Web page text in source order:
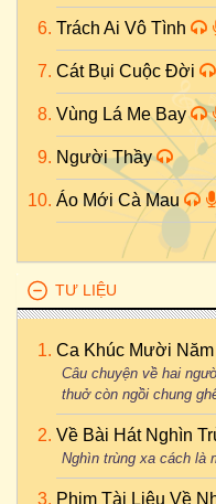
Trách Ai Vô Tình
Cát Bụi Cuộc Đời
Vùng Lá Me Bay
Người Thầy
Áo Mới Cà Mau
TƯ LIỆU
Ca Khúc Mười
Câu chuyện về hai
thuở còn ngồi chung
Về Bài Hát Nghìn
Nghìn trùng xa cách là
Phim Tài Liệu Về